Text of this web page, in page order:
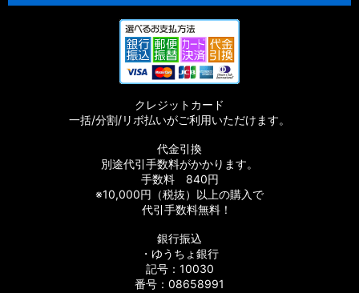
クレジットカード
一括/分割/リボ払いがご利用いただけます。
代金引換
別途代引手数料がかかります。
手数料 840円
※10,000円（税抜）以上の購入で
代引手数料無料！
銀行振込
・ゆうちょ銀行
記号：10030
番号：08658991